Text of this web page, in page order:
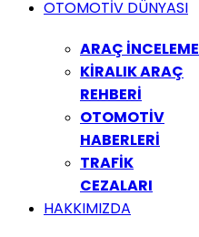
OTOMOTİV DÜNYASI
ARAÇ İNCELEME
KİRALIK ARAÇ
REHBERİ
OTOMOTİV
HABERLERİ
TRAFİK
CEZALARI
HAKKIMIZDA